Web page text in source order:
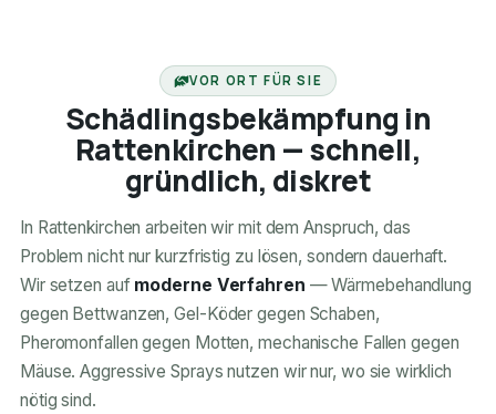
VOR ORT FÜR SIE
Schädlingsbekämpfung in
Rattenkirchen — schnell,
gründlich, diskret
In Rattenkirchen arbeiten wir mit dem Anspruch, das
Problem nicht nur kurzfristig zu lösen, sondern dauerhaft.
Wir setzen auf moderne Verfahren — Wärmebehandlung
gegen Bettwanzen, Gel-Köder gegen Schaben,
Pheromonfallen gegen Motten, mechanische Fallen gegen
Mäuse. Aggressive Sprays nutzen wir nur, wo sie wirklich
nötig sind.